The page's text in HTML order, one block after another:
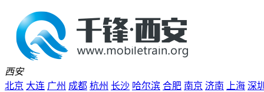
西安
北京 大连 广州 成都 杭州 长沙 哈尔滨 合肥 南京 济南 上海 深